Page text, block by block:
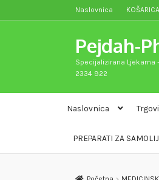
Preskoči
navigaciju
Skoči
sadržaja
Naslovnica KOŠARICA
Pejdah-
Specijalizirana Ljekarna
2334 922
Naslovnica
PREPARATI ZA